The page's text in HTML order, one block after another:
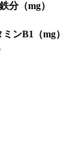
鉄分（mg）
ミンB1（mg）